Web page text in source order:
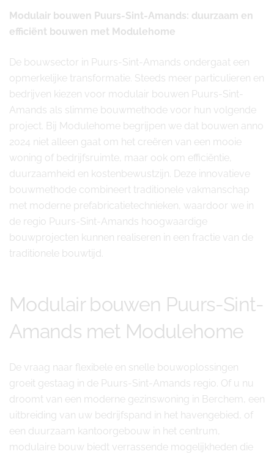
Modulair bouwen Puurs-Sint-Amands: duurzaam en
efficiënt bouwen met Modulehome
De bouwsector in Puurs-Sint-Amands ondergaat een
opmerkelijke transformatie. Steeds meer particulieren en
bedrijven kiezen voor modulair bouwen Puurs-Sint-
Amands als slimme bouwmethode voor hun volgende
project. Bij Modulehome begrijpen we dat bouwen anno
2024 niet alleen gaat om het creëren van een mooie
woning of bedrijfsruimte, maar ook om efficiëntie,
duurzaamheid en kostenbewustzijn. Deze innovatieve
bouwmethode combineert traditionele vakmanschap
met moderne prefabricatietechnieken, waardoor we in
de regio Puurs-Sint-Amands hoogwaardige
bouwprojecten kunnen realiseren in een fractie van de
traditionele bouwtijd.
Modulair bouwen Puurs-Sint-
Amands met Modulehome
De vraag naar flexibele en snelle bouwoplossingen
groeit gestaag in de Puurs-Sint-Amands regio. Of u nu
droomt van een moderne gezinswoning in Berchem, een
uitbreiding van uw bedrijfspand in het havengebied, of
een duurzaam kantoorgebouw in het centrum,
modulaire bouw biedt verrassende mogelijkheden die